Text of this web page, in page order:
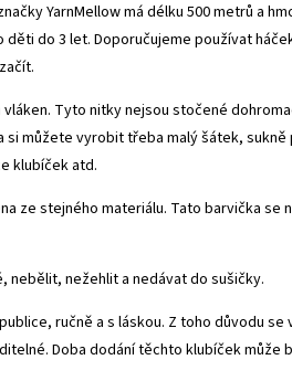
YarnMellow má délku 500 metrů a
do 3 let. Doporučujeme používat
Tyto nitky nejsou stočené
můžete vyrobit třeba malý šátek, sukně
klubíček atd.
stejného materiálu. Tato barvička se
nebělit, nežehlit a nedávat do sušičky.
ručně a s láskou. Z toho důvodu
Doba dodání těchto klubíček může